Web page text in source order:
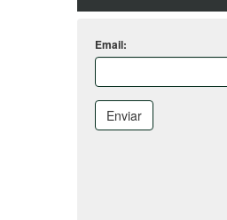
Email:
Enviar